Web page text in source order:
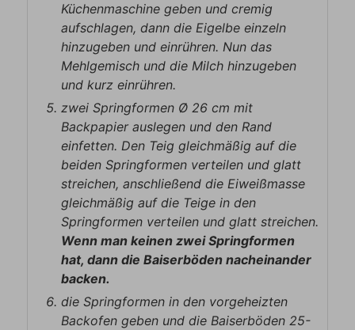
Küchenmaschine geben und cremig
aufschlagen, dann die Eigelbe einzeln
hinzugeben und einrühren. Nun das
Mehlgemisch und die Milch hinzugeben
und kurz einrühren.
zwei Springformen Ø 26 cm mit
Backpapier auslegen und den Rand
einfetten. Den Teig gleichmäßig auf die
beiden Springformen verteilen und glatt
streichen, anschließend die Eiweißmasse
gleichmäßig auf die Teige in den
Springformen verteilen und glatt streichen.
Wenn man keinen zwei Springformen
hat, dann die Baiserböden nacheinander
backen.
die Springformen in den vorgeheizten
Backofen geben und die Baiserböden 25-